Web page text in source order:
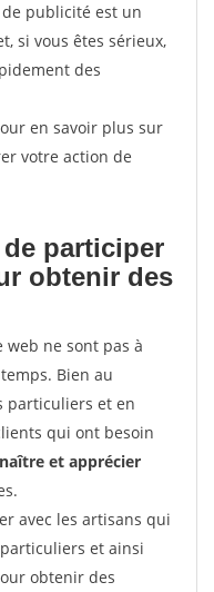
publicité est un
si vous êtes sérieux,
des
en savoir plus sur
votre action de
participer
obtenir des
web ne sont pas à
Bien au
particuliers et en
qui ont besoin
et apprécier
avec les artisans qui
et ainsi
obtenir des